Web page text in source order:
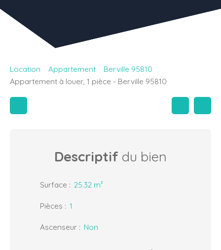
Location Appartement
Berville 95810
Appartement à louer, 1 pièce - Berville 95810
Descriptif du bien
Surface : 25.32 m²
Pièces : 1
Ascenseur : Non